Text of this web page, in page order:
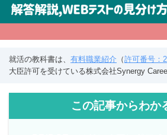
就活の教科書は、 有料職業紹介 （許可番号：
大臣許可を受けている株式会社Synergy
この記事からわか